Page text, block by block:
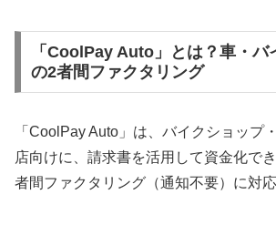
「CoolPay Auto」とは？車・バ
の2者間ファクタリング
「CoolPay Auto」は、バイクショップ
店向けに、請求書を活用して資金化で
者間ファクタリング（通知不要）に対応